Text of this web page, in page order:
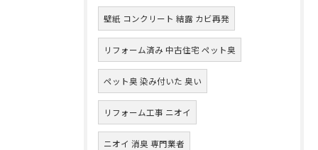
壁紙 コンクリート 結露 カビ再発
リフォーム済み 中古住宅 ペット臭
ペット臭 染み付いた 臭い
リフォーム工事 ニオイ
ニオイ 消臭 専門業者